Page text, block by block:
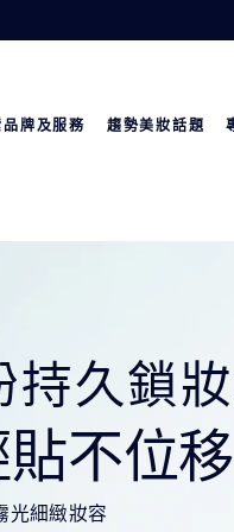
牌及服務 趨勢美妝話題
持久鎖
不位移
光細緻妝容